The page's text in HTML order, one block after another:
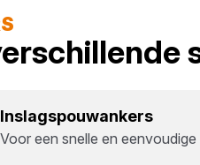
Inslagspouw­an­kers
Voor een snelle en